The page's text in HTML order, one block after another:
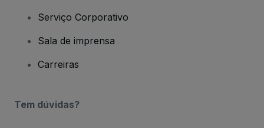
Serviço Corporativo
Sala de imprensa
Carreiras
Tem dúvidas?